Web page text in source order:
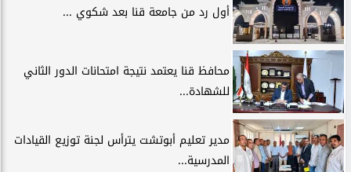
أول رد من جامعة قنا بعد شكوي ...
محافظ قنا يعتمد نتيجة امتحانات الدور الثاني
للشهادة...
مدير تعليم أبوتشت يترأس لجنة توزيع القيادات
المدرسية...